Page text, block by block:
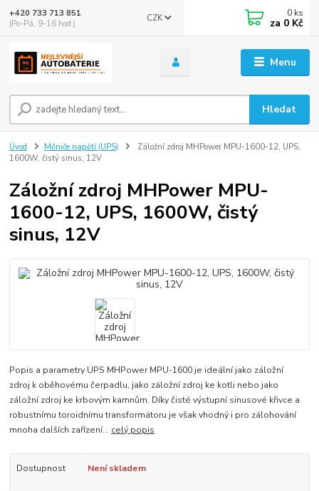
Menu
CZK
Hledat
+420 733 713 851
(Po-Pá, 9-16 hod.)
0 ks
za 0 Kč
Úvod Měniče napětí (UPS)
Záložní zdroj MHPower MPU-1600-12, UPS,
1600W, čistý sinus, 12V
Záložní zdroj MHPower MPU-
1600-12, UPS, 1600W, čistý
sinus, 12V
Popis a parametry UPS MHPower MPU-1600 je ideální jako záložní
zdroj k oběhovému čerpadlu, jako záložní zdroj ke kotli nebo jako
záložní zdroj ke krbovým kamnům. Díky čisté výstupní sinusové křivce a
robustnímu toroidnímu transformátoru je však vhodný i pro zálohování
mnoha dalších zařízení... celý popis
Dostupnost Není skladem